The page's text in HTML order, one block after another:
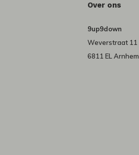
Over ons
9up9down
Weverstraat 11
6811 EL Arnhem